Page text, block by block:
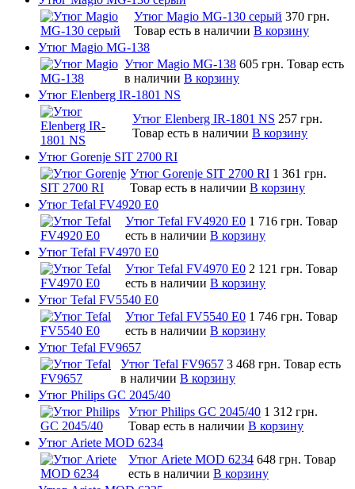
Утюг Magio MG-130 серый 370 грн.
Товар есть в наличии В корзину
Утюг Magio MG-138
Утюг Magio MG-138 605 грн. Товар есть
в наличии В корзину
Утюг Elenberg IR-1801 NS
Утюг Elenberg IR-1801 NS 257 грн.
Товар есть в наличии В корзину
Утюг Gorenje SIT 2700 RI
Утюг Gorenje SIT 2700 RI 1 361 грн.
Товар есть в наличии В корзину
Утюг Tefal FV4920 E0
Утюг Tefal FV4920 E0 1 716 грн. Товар
есть в наличии В корзину
Утюг Tefal FV4970 E0
Утюг Tefal FV4970 E0 2 121 грн. Товар
есть в наличии В корзину
Утюг Tefal FV5540 E0
Утюг Tefal FV5540 E0 1 746 грн. Товар
есть в наличии В корзину
Утюг Tefal FV9657
Утюг Tefal FV9657 3 468 грн. Товар есть
в наличии В корзину
Утюг Philips GC 2045/40
Утюг Philips GC 2045/40 1 312 грн.
Товар есть в наличии В корзину
Утюг Ariete MOD 6234
Утюг Ariete MOD 6234 648 грн. Товар
есть в наличии В корзину